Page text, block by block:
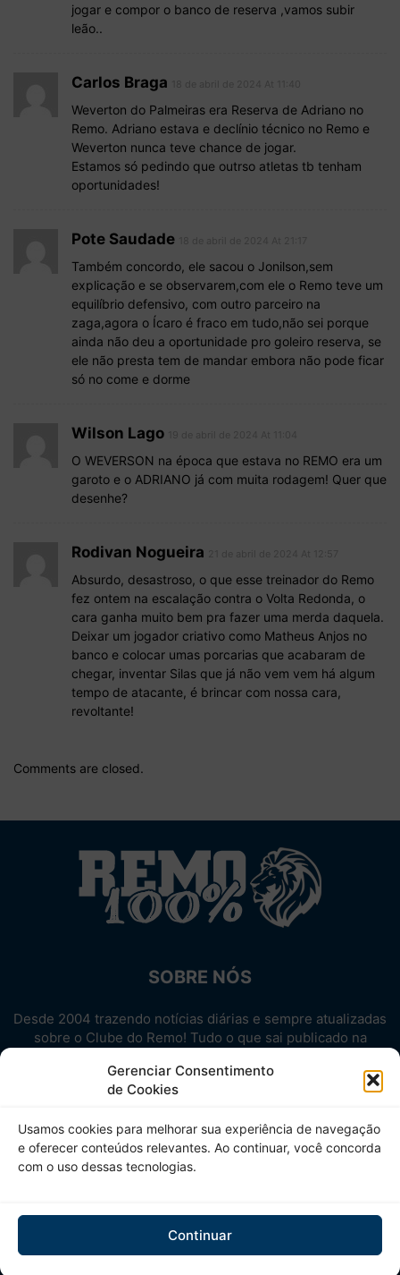
Gerenciar Consentimento
de Cookies
Usamos cookies para melhorar sua experiência de navegação
e oferecer conteúdos relevantes. Ao continuar, você concorda
com o uso dessas tecnologias.
Continuar
jogar e compor o banco de reserva ,vamos subir
leão..
Carlos Braga
Weverton do Palmeiras era Reserva de Adriano no
Remo. Adriano estava e declínio técnico no Remo e
Weverton nunca teve chance de jogar.
Estamos só pedindo que outrso atletas tb tenham
oportunidades!
Pote Saudade
Também concordo, ele sacou o Jonilson,sem
explicação e se observarem,com ele o Remo teve um
equilíbrio defensivo, com outro parceiro na
zaga,agora o Ícaro é fraco em tudo,não sei porque
ainda não deu a oportunidade pro goleiro reserva, se
ele não presta tem de mandar embora não pode ficar
só no come e dorme
Wilson Lago
O WEVERSON na época que estava no REMO era um
garoto e o ADRIANO já com muita rodagem! Quer que
desenhe?
Rodivan Nogueira
Absurdo, desastroso, o que esse treinador do Remo
fez ontem na escalação contra o Volta Redonda, o
cara ganha muito bem pra fazer uma merda daquela.
Deixar um jogador criativo como Matheus Anjos no
banco e colocar umas porcarias que acabaram de
chegar, inventar Silas que já não vem vem há algum
tempo de atacante, é brincar com nossa cara,
revoltante!
Comments are closed.
SOBRE NÓS
Desde 2004 trazendo notícias diárias e sempre atualizadas
sobre o Clube do Remo! Tudo o que sai publicado na
Aproveite! Site não-oficial.
SIGA-NOS